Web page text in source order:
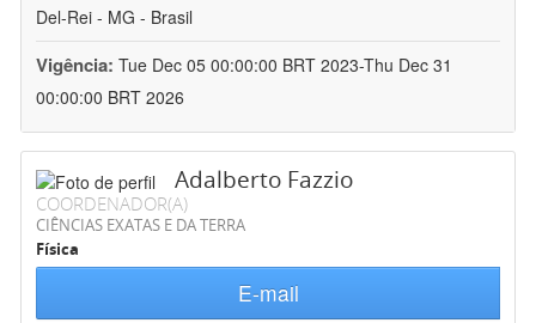
Del-Rei - MG - Brasil
Vigência: Tue Dec 05 00:00:00 BRT 2023-Thu Dec 31
00:00:00 BRT 2026
Adalberto Fazzio
COORDENADOR(A)
CIÊNCIAS EXATAS E DA TERRA
Física
E-mail